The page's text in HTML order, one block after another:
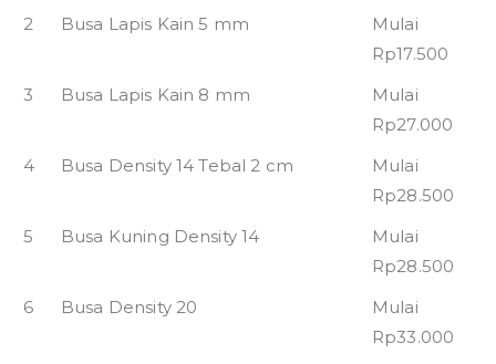
2
Busa Lapis Kain 5 mm
Mulai
Rp17.500
3
Busa Lapis Kain 8 mm
Mulai
Rp27.000
4
Busa Density 14 Tebal 2 cm
Mulai
Rp28.500
5
Busa Kuning Density 14
Mulai
Rp28.500
6
Busa Density 20
Mulai
Rp33.000